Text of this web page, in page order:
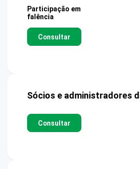
Participação em
falência
Consultar
Sócios e administradores
Consultar